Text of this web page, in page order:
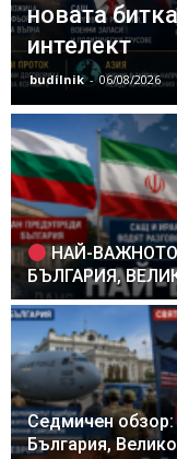
новата
интелект
budilnik - 06/08/2026
НАЙ-
БЪЛГАРИЯ,
Седмичен
България,